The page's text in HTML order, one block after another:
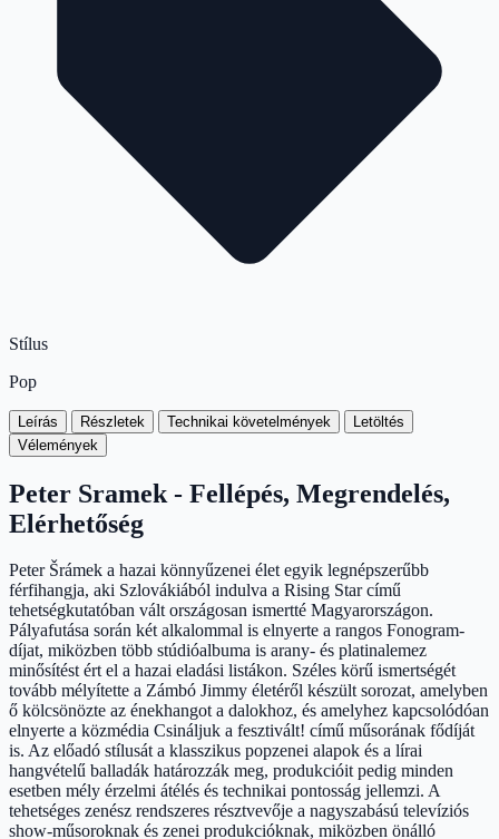
Stílus
Pop
Leírás Részletek Technikai követelmények
Letöltés
Vélemények
Peter Sramek - Fellépés, Megrendelés,
Elérhetőség
Peter Šrámek a hazai könnyűzenei élet egyik legnépszerűbb
férfihangja, aki Szlovákiából indulva a Rising Star című
tehetségkutatóban vált országosan ismertté Magyarországon.
Pályafutása során két alkalommal is elnyerte a rangos Fonogram-
díjat, miközben több stúdióalbuma is arany- és platinalemez
minősítést ért el a hazai eladási listákon. Széles körű ismertségét
tovább mélyítette a Zámbó Jimmy életéről készült sorozat, amelyben
ő kölcsönözte az énekhangot a dalokhoz, és amelyhez kapcsolódóan
elnyerte a közmédia Csináljuk a fesztivált! című műsorának fődíját
is. Az előadó stílusát a klasszikus popzenei alapok és a lírai
hangvételű balladák határozzák meg, produkcióit pedig minden
esetben mély érzelmi átélés és technikai pontosság jellemzi. A
tehetséges zenész rendszeres résztvevője a nagyszabású televíziós
show-műsoroknak és zenei produkcióknak, miközben önálló